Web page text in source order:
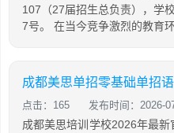
107（27届招生总负责），学
7号。 在当今竞争激烈的教育环
成都美思单招零基础单招
点击：165 发布时间：2026-
成都美思培训学校2026年最